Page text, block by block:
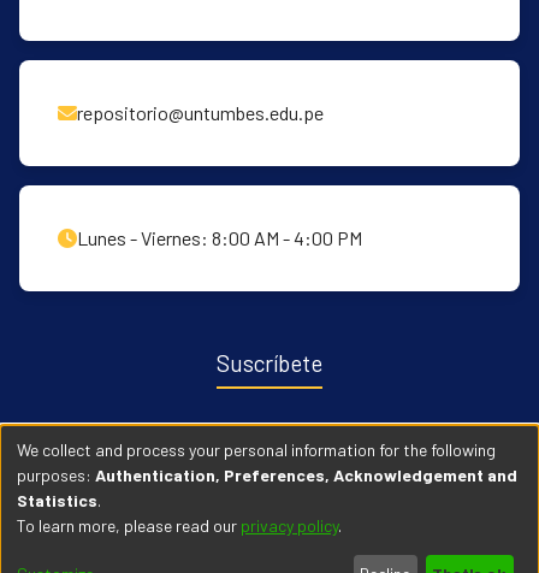
repositorio@untumbes.edu.pe
Lunes - Viernes: 8:00 AM - 4:00 PM
Suscríbete
Recibe notificaciones sobre nuevas publicaciones y eventos
relacionados con el repositorio. ingresa Aqui →
We collect and process your personal information for the following
purposes: Authentication, Preferences, Acknowledgement and
Statistics.
To learn more, please read our privacy policy.